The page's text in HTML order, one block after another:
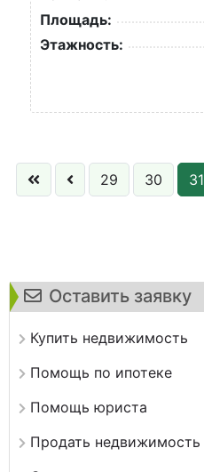
Оставить заявку
Купить недвижимость
Помощь по ипотеке
Помощь юриста
Продать недвижимость
Площадь:
Этажность:
29 30 31